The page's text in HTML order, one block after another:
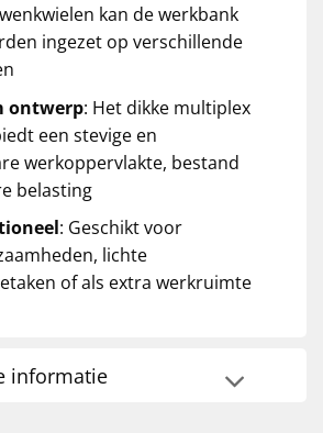
kan de werkbank
ingezet op verschillende
ontwerp: Het dikke multiplex
een stevige en
werkoppervlakte, bestand
belasting
: Geschikt voor
lichte
of als extra werkruimte
informatie